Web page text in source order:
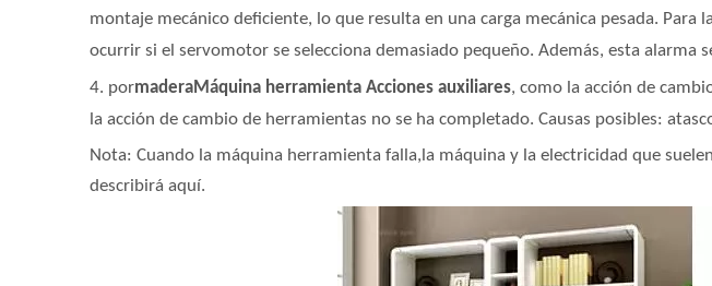
montaje mecánico deficiente, lo que resulta en una carga mecánica pesada.
ocurrir si el servomotor se selecciona demasiado pequeño. Además, esta
4. pormaderaMáquina herramienta Acciones auxiliares, como la acción de
la acción de cambio de herramientas no se ha completado. Causas posibles:
Nota: Cuando la máquina herramienta falla, la máquina y la electricidad que
describirá aquí.